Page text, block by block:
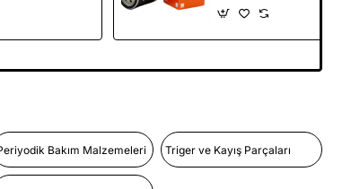
Bakım Malzemeleri Triger ve Kayış Parçaları